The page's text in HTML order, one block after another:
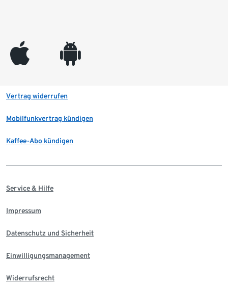
appleinc android
Vertrag widerrufen
Mobilfunkvertrag kündigen
Kaffee-Abo kündigen
Service & Hilfe
Impressum
Datenschutz und Sicherheit
Einwilligungsmanagement
Widerrufsrecht